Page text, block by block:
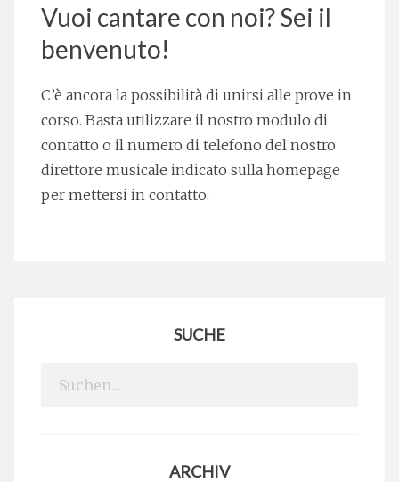
Vuoi cantare con noi? Sei il
benvenuto!
C’è ancora la possibilità di unirsi alle prove in
corso. Basta utilizzare il nostro modulo di
contatto o il numero di telefono del nostro
direttore musicale indicato sulla homepage
per mettersi in contatto.
SUCHE
Search
ARCHIV